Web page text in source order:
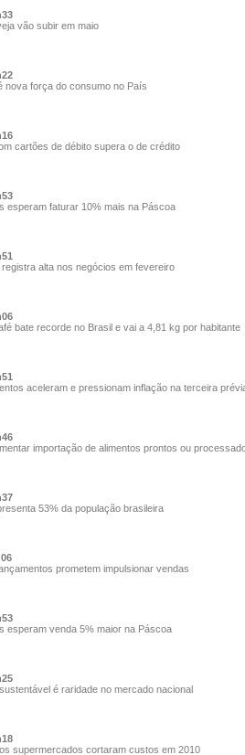
vão subir em maio
nova força do consumo no País
cartões de débito supera o de crédito
esperam faturar 10% mais na Páscoa
alta nos negócios em fevereiro
bate recorde no Brasil e vai a 4,81 kg por habitante
aceleram e pressionam inflação na terceira
importação de alimentos prontos ou
53% da população brasileira
prometem impulsionar vendas
esperam venda 5% maior na Páscoa
é raridade no mercado nacional
supermercados cortaram custos em 2010